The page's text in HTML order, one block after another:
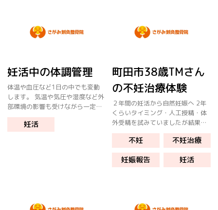
妊活中の体調管理
体温や血圧など1日の中でも変動
します。 気温や気圧や湿度など外
部環境の影響も受けながら一定に
保つように恒常維持機能が働いて
います。 それでも体力の消耗やス
妊活
町田市38歳TMさん
の不妊治療体験
２年間の妊活から自然妊娠へ 2年
くらいタイミング・人工授精・体
外受精を試みていましたが結果が
出ていませんでしたが、自然妊娠
に至りました。 この方は首から肩
と背中まで筋肉のこりが強かった
のですが、昨年末くらいから身体
不妊
不妊治療
妊娠報告
妊活